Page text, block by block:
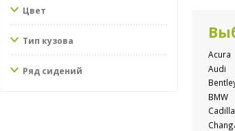
Цвет
Тип кузова
Ряд сидений
Acura
Audi
BMW